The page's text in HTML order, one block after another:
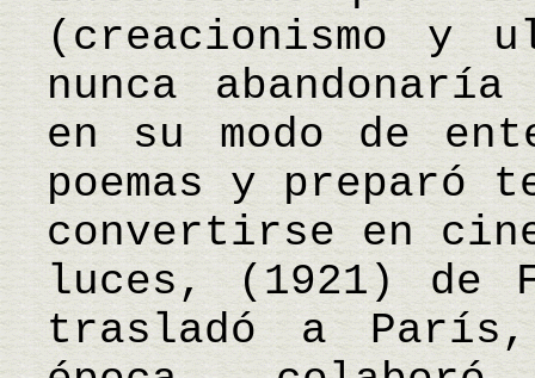
(creacionismo y
nunca
en su modo de
poemas y preparó
convertirse en
luces, (1921) de
trasladó a París,